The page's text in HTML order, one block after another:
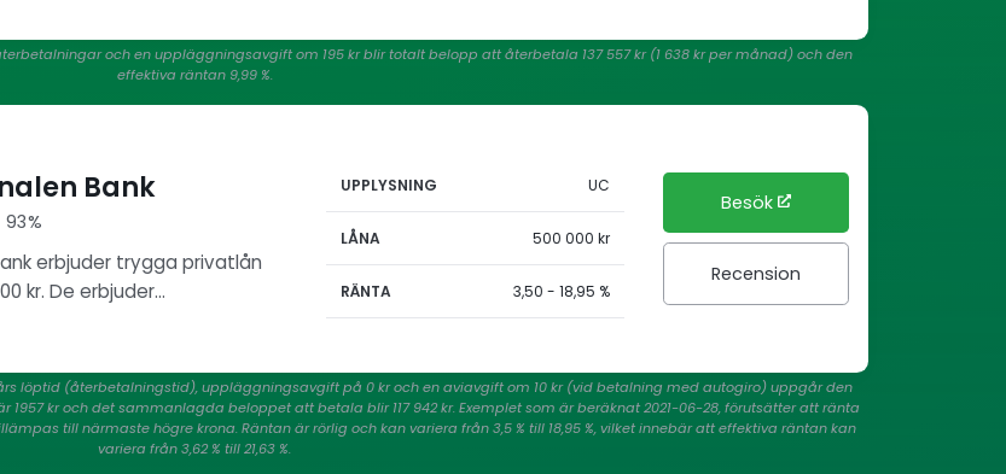
och en uppläggningsavgift om 195 kr blir totalt belopp att återbetala 137 557 kr (1 638 kr per månad) och den
effektiva räntan 9,99 %.
Bank
93%
erbjuder trygga privatlån
kr. De erbjuder…
UPPLYSNING UC
LÅNA 500 000 kr
RÄNTA 3,50 - 18,95 %
Recension
Besök
löptid (återbetalningstid), uppläggningsavgift på 0 kr och en aviavgift om 10 kr (vid betalning med autogiro) uppgår den
kr och det sammanlagda beloppet att betala blir 117 942 kr. Exemplet som är beräknat 2021-06-28, förutsätter att ränta
till närmaste högre krona. Räntan är rörlig och kan variera från 3,5 % till 18,95 %, vilket innebär att effektiva räntan kan
variera från 3,62 % till 21,63 %.